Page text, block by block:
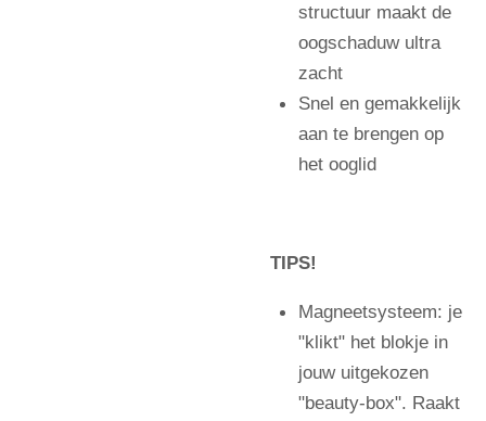
structuur maakt de
oogschaduw ultra
zacht
Snel en gemakkelijk
aan te brengen op
het ooglid
TIPS!
Magneetsysteem: je
"klikt" het blokje in
jouw uitgekozen
"beauty-box". Raakt